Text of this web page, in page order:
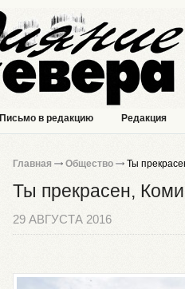
Письмо в редакцию Редакция
Главная Общество Ты
Ты прекрасен,
29 АВГУСТА 2016